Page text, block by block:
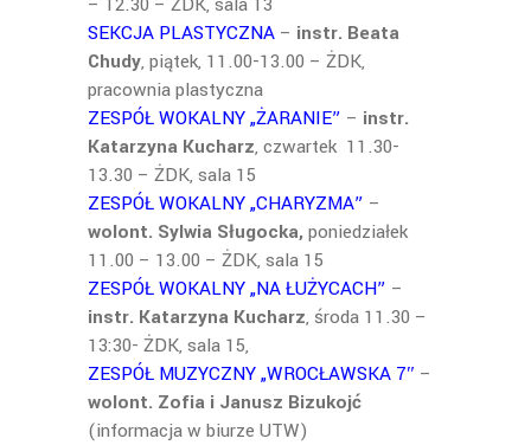
SEKCJA PLASTYCZNA – instr. Beata
Chudy, piątek, 11.00-13.00 – ŻDK,
pracownia plastyczna
ZESPÓŁ WOKALNY „ŻARANIE” – instr.
Katarzyna Kucharz, czwartek 11.30-
13.30 – ŻDK, sala 15
ZESPÓŁ WOKALNY „CHARYZMA” –
wolont. Sylwia Sługocka,poniedziałek
11.00 – 13.00 – ŻDK, sala 15
ZESPÓŁ WOKALNY „NA ŁUŻYCACH” –
instr. Katarzyna Kucharz, środa 11.30 –
13:30- ŻDK, sala 15,
ZESPÓŁ MUZYCZNY „WROCŁAWSKA 7″ –
wolont. Zofia i Janusz Bizukojć
(informacja w biurze UTW)